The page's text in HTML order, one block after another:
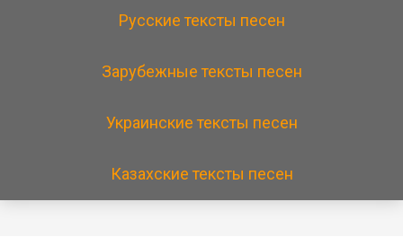
Русские тексты песен
Зарубежные тексты песен
Украинские тексты песен
Казахские тексты песен